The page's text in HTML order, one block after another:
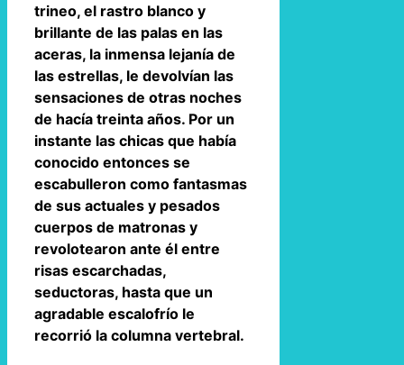
trineo, el rastro blanco y
brillante de las palas en las
aceras, la inmensa lejanía de
las estrellas, le devolvían las
sensaciones de otras noches
de hacía treinta años. Por un
instante las chicas que había
conocido entonces se
escabulleron como fantasmas
de sus actuales y pesados
cuerpos de matronas y
revolotearon ante él entre
risas escarchadas,
seductoras, hasta que un
agradable escalofrío le
recorrió la columna vertebral.